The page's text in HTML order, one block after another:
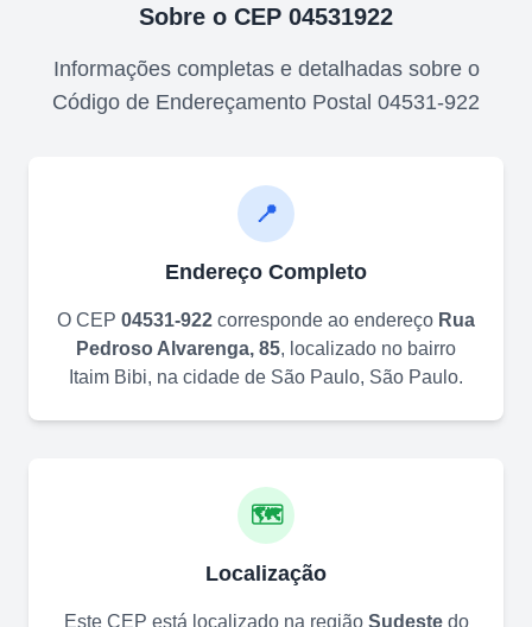
Sobre o CEP 04531922
Informações completas e detalhadas sobre o
Código de Endereçamento Postal 04531-922
📍
Endereço Completo
O CEP 04531-922 corresponde ao endereço Rua
Pedroso Alvarenga, 85, localizado no bairro
Itaim Bibi, na cidade de São Paulo, São Paulo.
🗺️
Localização
Este CEP está localizado na região Sudestedo